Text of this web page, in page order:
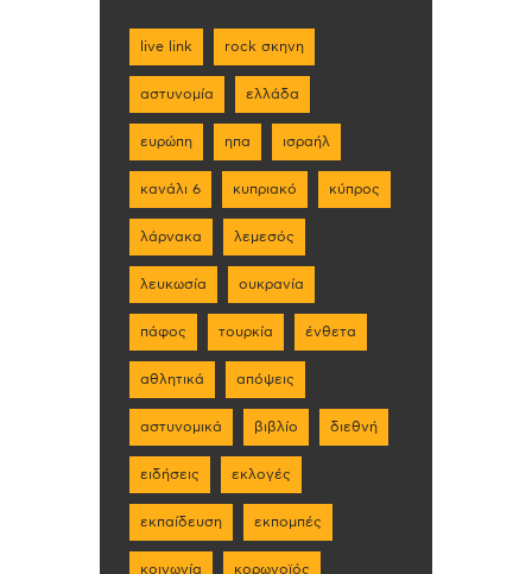
live link rock σκηνη
αστυνομία ελλάδα
ευρώπη ηπα ισραήλ
κανάλι 6 κυπριακό κύπρος
λάρνακα λεμεσός
λευκωσία ουκρανία
πάφος τουρκία ένθετα
αθλητικά απόψεις
αστυνομικά βιβλίο διεθνή
ειδήσεις εκλογές
εκπαίδευση εκπομπές
κοινωνία κορωνοϊός